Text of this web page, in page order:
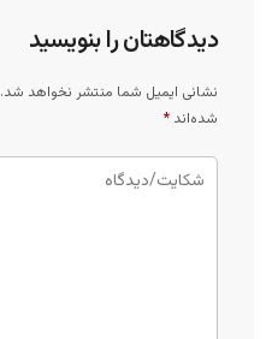
دیدگاهتان را بنویسید
نشانی ایمیل شما منتشر نخواهد شد.
شده‌اند *